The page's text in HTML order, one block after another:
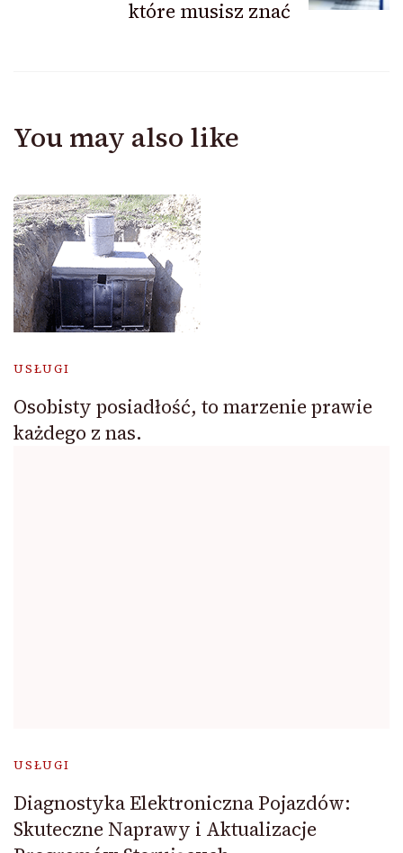
które musisz znać
You may also like
USŁUGI
Osobisty posiadłość, to marzenie prawie
każdego z nas.
USŁUGI
Diagnostyka Elektroniczna Pojazdów:
Skuteczne Naprawy i Aktualizacje